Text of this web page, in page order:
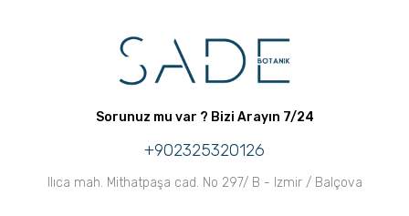
Sorunuz mu var ? Bizi Arayın 7/24
+902325320126
Ilıca mah. Mithatpaşa cad. No 297/ B - Izmir / Balçova